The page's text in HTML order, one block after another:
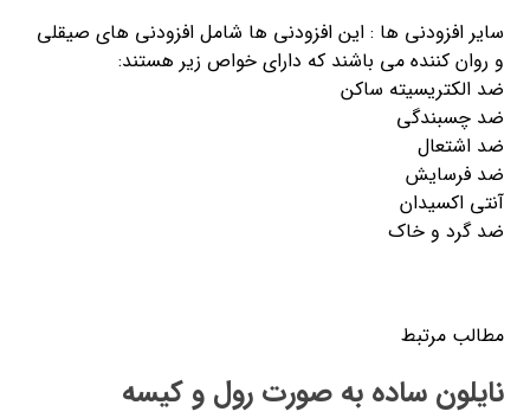
سایر افزودنی ها : این افزودنی ها شامل افزودنی های صیقلی
و روان کننده می باشند که دارای خواص زیر هستند:
ضد الکتریسیته ساکن
ضد چسبندگی
ضد اشتعال
ضد فرسایش
آنتی اکسیدان
ضد گرد و خاک
مطالب مرتبط
نایلون ساده به صورت رول و کیسه